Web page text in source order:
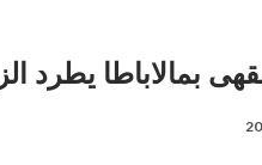
بمالاباطا يطرد